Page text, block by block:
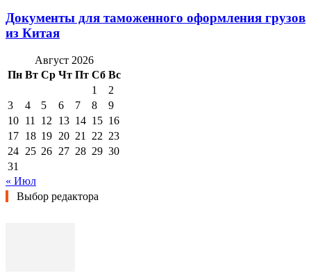
Документы для таможенного оформления грузов
из Китая
Август 2026
Пн Вт Ср Чт Пт Сб Вс
1
2
3
4 5 6 7 8
9
10 11 12 13 14 15 16
17 18 19 20 21 22 23
24 25 26 27 28 29 30
31
« Июл
Выбор редактора